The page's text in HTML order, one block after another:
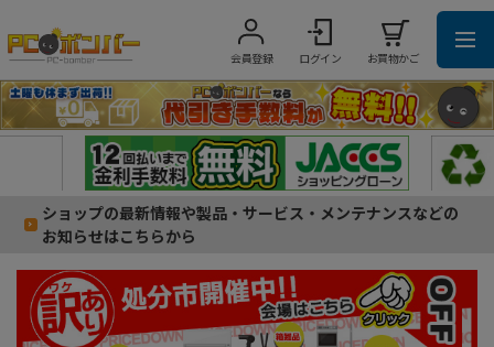
会員登録 ログイン お買物かご
ショップの最新情報や製品・サービス・メンテナンスなどの
お知らせはこちらから